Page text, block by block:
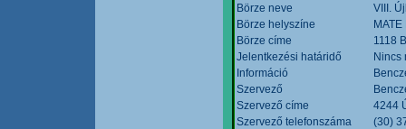
Börze neve
VIII.
Börze helyszíne
Börze címe
1118
Jelentkezési határidő
Nincs
Információ
Szervező
Szervező címe
4244
Szervező telefonszáma
(30)